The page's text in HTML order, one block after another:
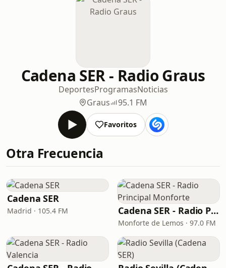
Cadena SER - Radio Graus
DeportesProgramasNoticias
Graus
95.1 FM
Favoritos
Otra Frecuencia
Cadena SER
Madrid · 105.4 FM Cadena SER - Radio Principal Monforte
Monforte de Lemos · 97.0 FM